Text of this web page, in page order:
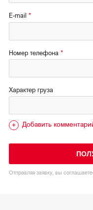
E-mail
Номер телефона
Характер груза
Добавить
Отправляя заявку, вы